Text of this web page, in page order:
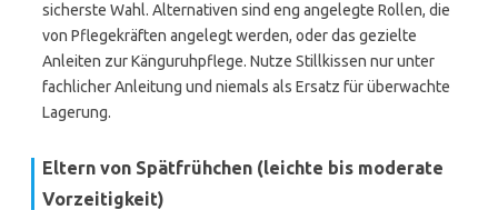
sicherste Wahl. Alternativen sind eng angelegte Rollen, die
von Pflegekräften angelegt werden, oder das gezielte
Anleiten zur Känguruhpflege. Nutze Stillkissen nur unter
fachlicher Anleitung und niemals als Ersatz für überwachte
Lagerung.
Eltern von Spätfrühchen (leichte bis moderate
Vorzeitigkeit)